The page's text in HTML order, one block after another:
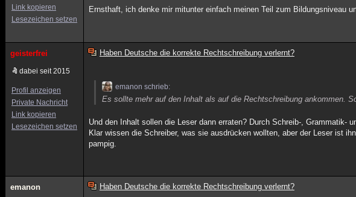
Link kopieren
Lesezeichen setzen
Ernsthaft, ich denke mir mitunter einfach meinen Teil zum Bildungsniveau
geisterfrei
dabei seit 2015
Profil anzeigen
Private Nachricht
Link kopieren
Lesezeichen setzen
Haben Deutsche die korrekte Rechtschreibung verlernt?
emanon schrieb:
Es sollte mehr auf den Inhalt als auf die Rechtschreibung ankommen.
Und den Inhalt sollen die Leser dann erraten? Durch Schreib-, Grammatik-
Klar wissen die Schreiber, was sie ausdrücken wollten, aber der Leser ist
pampig.
emanon Haben Deutsche die korrekte Rechtschreibung verlernt?